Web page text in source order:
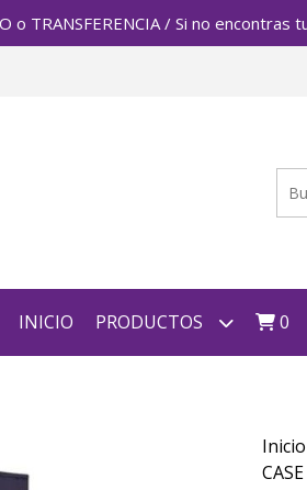
o TRANSFERENCIA / Si no
INICIO PRODUCTOS 0
Inicio